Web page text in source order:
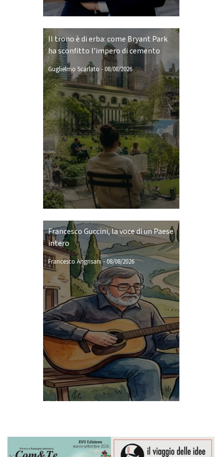
Il trono è di erba: come Bryant Park
ha sconfitto l’impero di cemento
Guglielmo Scarlato -08/08/2026
Francesco Guccini, la voce di un Paese
intero
Francesco Angrisani-08/08/2026